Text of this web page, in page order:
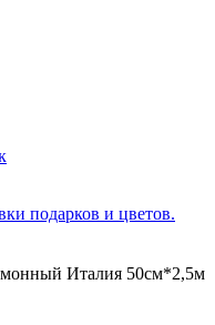
подарков и цветов.
Италия 50см*2,5м